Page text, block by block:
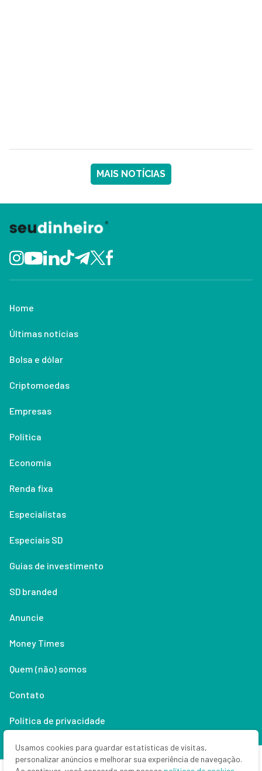
MAIS NOTÍCIAS
Home
Últimas notícias
Bolsa e dólar
Criptomoedas
Empresas
Política
Economia
Renda fixa
Especialistas
Especiais SD
Guias de investimento
SD branded
Anuncie
Money Times
Quem (não) somos
Contato
Política de privacidade
Lifestyle
Usamos cookies para guardar estatísticas de visitas,
personalizar anúncios e melhorar sua experiência de navegação.